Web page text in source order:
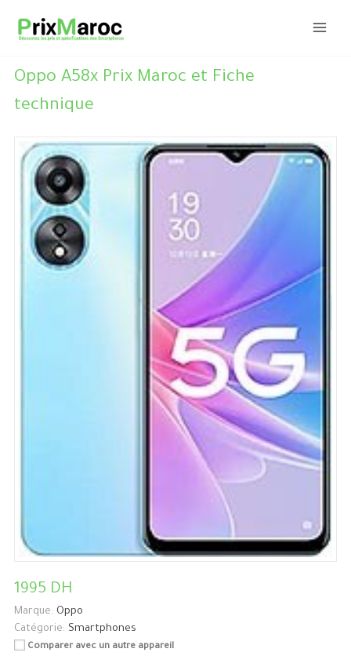
Oppo A58x Prix Maroc et Fiche
technique
1995 DH
Marque: Oppo
Catégorie: Smartphones
Comparer avec un autre appareil